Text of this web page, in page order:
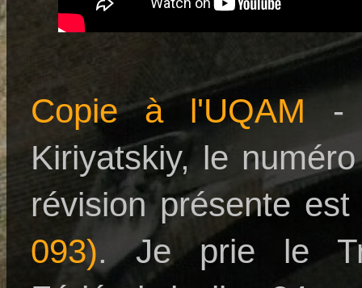
Copie à l'UQAM -
Kiriyatskiy, le
révision présente
093). Je prie le